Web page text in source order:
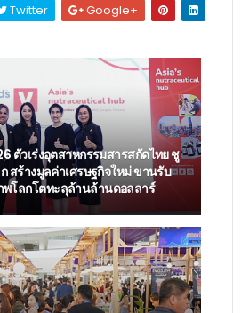
Twitter Google+
วเร่งอุตสาหกรรมสารสกัดไทย ชู
สร้างมูลค่าเศรษฐกิจใหม่ ขานรับ
โลกโตทะลุล้านล้านดอลลาร์